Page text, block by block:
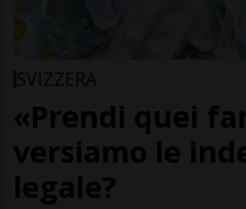
SVIZZERA
«Prendi quei
versiamo le
legale?